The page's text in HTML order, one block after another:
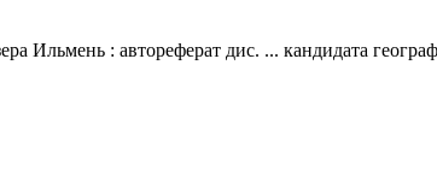
Ильмень : автореферат дис. ... кандидата